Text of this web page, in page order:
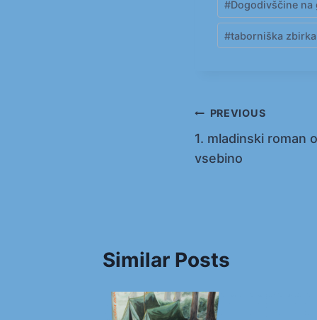
Tags:
#Dogodivščine na
#taborniška zbirka
Navigacija
prispevka
PREVIOUS
1. mladinski roman
vsebino
Similar Posts